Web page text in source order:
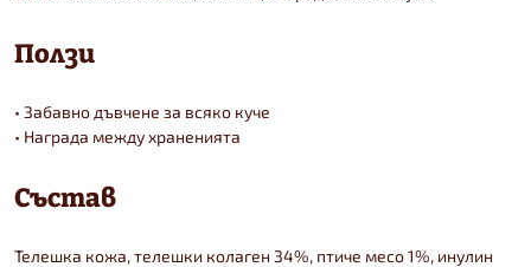
Ползи
• Забавно дъвчене за всяко куче
• Награда между храненията
Състав
Телешка кожа, телешки колаген 34%, птиче месо 1%, инулин